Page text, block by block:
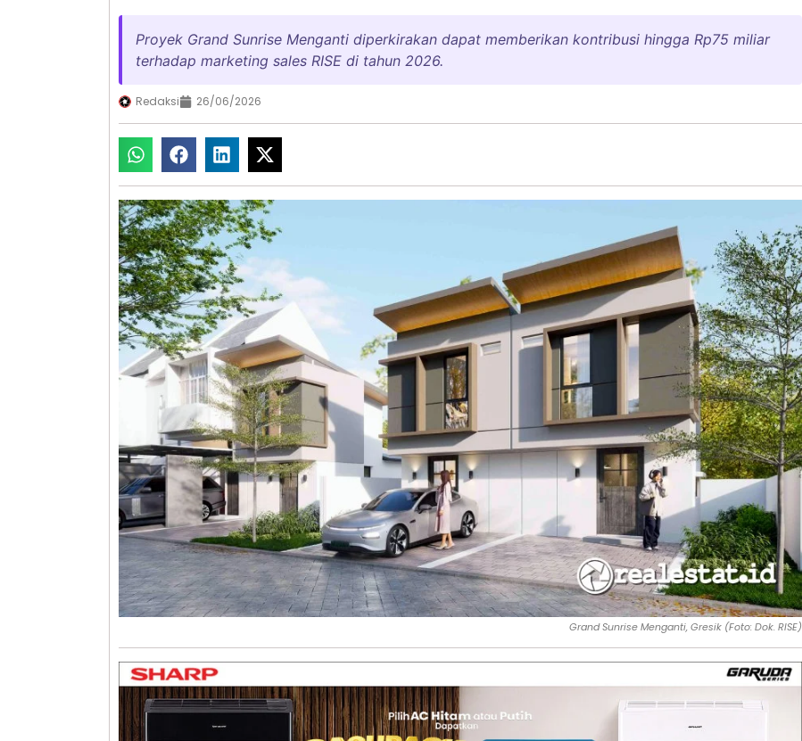
Proyek Grand Sunrise Menganti diperkirakan dapat memberikan kontribusi hingga Rp75 miliar
terhadap marketing sales RISE di tahun 2026.
Redaksi 26/06/2026
Grand Sunrise Menganti, Gresik (Foto: Dok. RISE)